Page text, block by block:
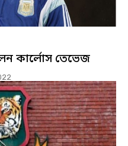
কার্লোস তেভেজ